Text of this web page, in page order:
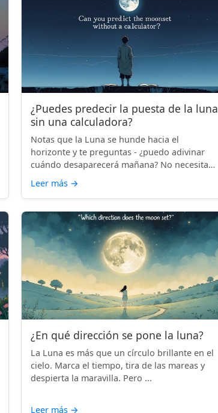
¿Puedes predecir la puesta de la luna
sin una calculadora?
Notas que la Luna se hunde hacia el
horizonte y te preguntas - ¿puedo adivinar
cuándo desaparecerá mañana? No necesitas
Leer más →
¿En qué dirección se pone la luna?
La Luna es más que un círculo brillante en el
cielo. Marca el tiempo, tira de las mareas y
despierta la maravilla. Pero ...
Leer más →